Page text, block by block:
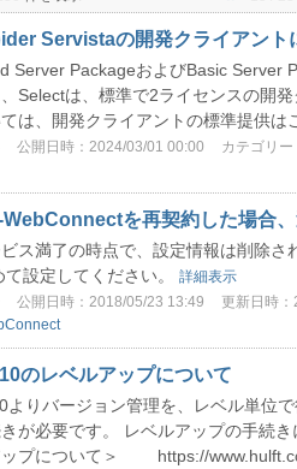
Servistaの開発クライアント
Server PackageおよびBasic Server
Selectは、標準で2ライセンスの開
は、開発クライアントの標準提供は
公開日時：2024/03/01 00:00 カテゴリー
WebConnectを再契約した場合
ス満了の時点で、設定情報は削除
て設定してください。
詳細表示
公開日時：2018/05/23 13:49 更新日時
のレベルアップについて
よりバージョン管理を、レベル単位
きが必要です。 レベルアップの手続
ップについて＞ https://